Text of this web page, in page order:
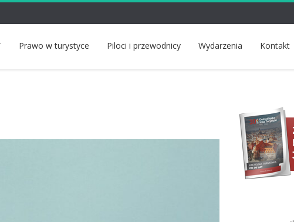
Prawo w turystyce Piloci i przewodnicy Wydarzenia Kontakt